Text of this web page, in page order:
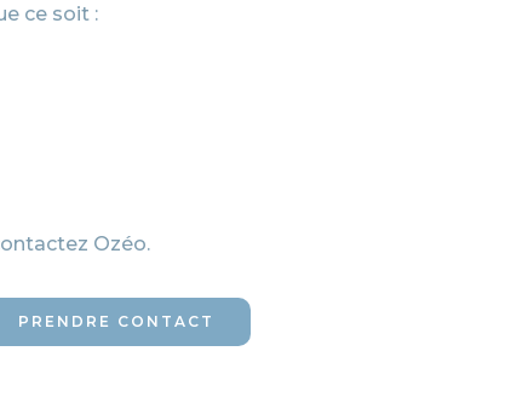
ce soit :
Ozéo.
PRENDRE CONTACT